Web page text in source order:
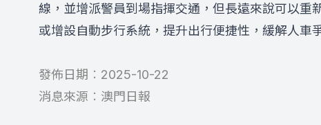
線，並增派警員到場指揮交通，但長遠來說可以重
或增設自動步行系統，提升出行便捷性，緩解人車
發佈日期︰ 2025-10-22
消息來源︰ 澳門日報